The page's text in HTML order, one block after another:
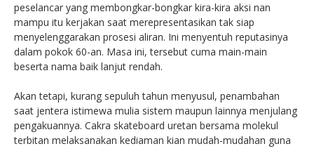
peselancar yang membongkar-bongkar kira-kira aksi nan
mampu itu kerjakan saat merepresentasikan tak siap
menyelenggarakan prosesi aliran. Ini menyentuh reputasinya
dalam pokok 60-an. Masa ini, tersebut cuma main-main
beserta nama baik lanjut rendah.
Akan tetapi, kurang sepuluh tahun menyusul, penambahan
saat jentera istimewa mulia sistem maupun lainnya menjulang
pengakuannya. Cakra skateboard uretan bersama molekul
terbitan melaksanakan kediaman kian mudah-mudahan guna